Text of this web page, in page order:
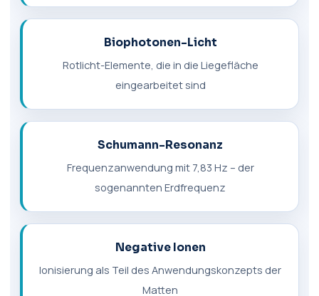
Biophotonen-Licht
Rotlicht-Elemente, die in die Liegefläche
eingearbeitet sind
Schumann-Resonanz
Frequenzanwendung mit 7,83 Hz – der
sogenannten Erdfrequenz
Negative Ionen
Ionisierung als Teil des Anwendungskonzepts der
Matten